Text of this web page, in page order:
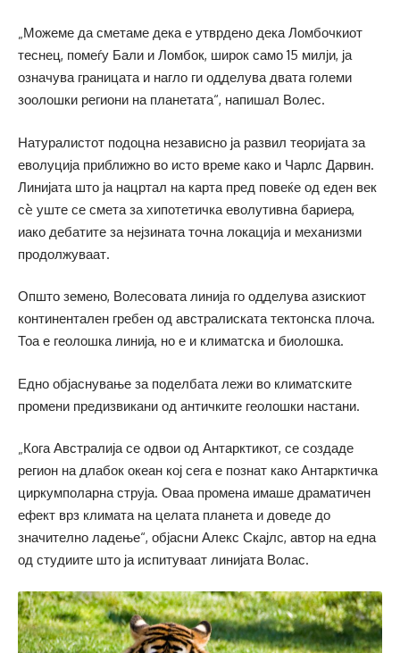
„Можеме да сметаме дека е утврдено дека Ломбочкиот
теснец, помеѓу Бали и Ломбок, широк само 15 милји, ја
означува границата и нагло ги одделува двата големи
зоолошки региони на планетата“, напишал Волес.
Натуралистот подоцна независно ја развил теоријата за
еволуција приближно во исто време како и Чарлс Дарвин.
Линијата што ја нацртал на карта пред повеќе од еден век
сè уште се смета за хипотетичка еволутивна бариера,
иако дебатите за нејзината точна локација и механизми
продолжуваат.
Општо земено, Волесовата линија го одделува азискиот
континентален гребен од австралиската тектонска плоча.
Тоа е геолошка линија, но е и климатска и биолошка.
Едно објаснување за поделбата лежи во климатските
промени предизвикани од античките геолошки настани.
„Кога Австралија се одвои од Антарктикот, се создаде
регион на длабок океан кој сега е познат како Антарктичка
циркумполарна струја. Оваа промена имаше драматичен
ефект врз климата на целата планета и доведе до
значително ладење“, објасни Алекс Скајлс, автор на една
од студиите што ја испитуваат линијата Волас.